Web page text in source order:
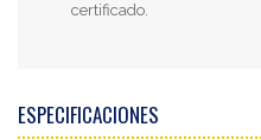
certificado.
ESPECIFICACIONES